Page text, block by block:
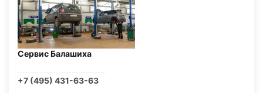
Сервис Балашиха
+7 (495) 431-63-63